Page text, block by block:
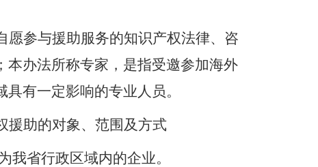
愿参与援助服务的知识产权法律、咨
办法所称专家，是指受邀参加海外
有一定影响的专业人员。
援助的对象、范围及方式
我省行政区域内的企业。